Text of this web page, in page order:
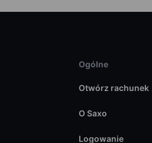
Ogólne
Otwórz rachunek
O Saxo
Logowanie